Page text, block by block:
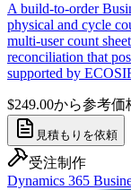
A build-to-order
physical and cycle
multi-user count
reconciliation that
supported by
$249.00から参考価
見積もりを依頼
受注制作
Dynamics 365